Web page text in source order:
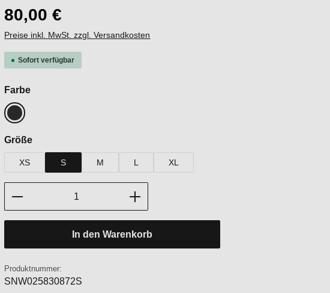
80,00 €
Preise inkl. MwSt. zzgl. Versandkosten
Sofort verfügbar
Farbeauswählen
Jet Black
Größeauswählen
XS S M L XL
Produkt Anzahl: Gib den gewünschten Wert ein
In den Warenkorb
Produktnummer:
SNW025830872S